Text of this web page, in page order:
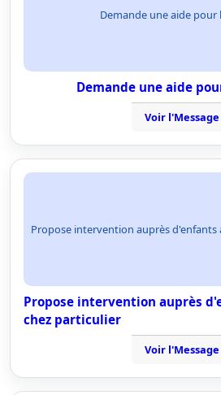
Demande une aide pour
Demande une aide
Voir l'Message
Propose intervention auprès d'enfants
Propose intervention auprès
chez particulier
Voir l'Message